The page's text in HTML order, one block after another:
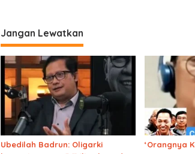
Jangan Lewatkan
Ubedilah Badrun: Oligarki
‘Orangnya